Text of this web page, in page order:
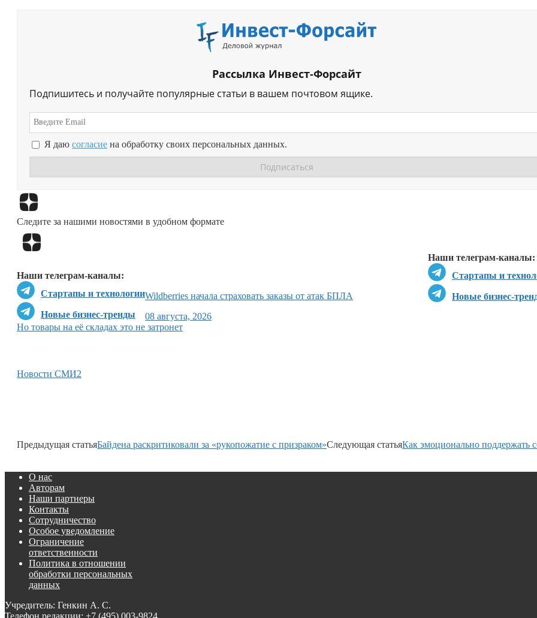
Рассылка Инвест-Форсайт
Подпишитесь и получайте популярные статьи в вашем почтовом ящике.
Я даю согласие на обработку своих персональных данных.
Следите за нашими новостями в удобном формате
Наши телеграм-каналы:
Стартапы и
Новые бизнес-
Наши телеграм-каналы:
Стартапы и технологии
Новые бизнес-тренды
Wildberries начала страховать заказы от атак БПЛА
08 августа, 2026
Но товары на её складах это не затронет
Новости СМИ2
Предыдущая статьяБайдена раскритиковали за «рукопожатие с призраком»Следующая статьяКак эмоционально поддержать
О нас
Авторам
Наши партнеры
Контакты
Сотрудничество
Особое уведомление
Ограничение
ответственности
Политика в отношении
обработки персональных
данных
Учредитель: Генкин А. С.